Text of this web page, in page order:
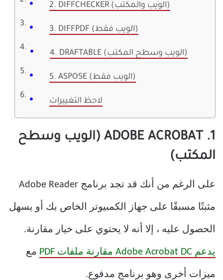
2. DIFFCHECKER (الويب والمكتب)
3. DIFFPDF (الويب فقط)
4. DRAFTABLE (الويب وسطح المكتب)
5. ASPOSE (الويب فقط)
لاحظ التغييرات
1. ADOBE ACROBAT (الويب وسطح
المكتب)
على الرغم من أنك قد تجد برنامج Adobe Reader
مثبتًا مسبقًا على جهاز الكمبيوتر الخاص بك أو يسهل
الحصول عليه ، إلا أنه لا يحتوي على خيار مقارنة.
يدعم Adobe Acrobat DC مقارنة ملفات PDF مع
ميزات أخرى وهو برنامج مدفوع.